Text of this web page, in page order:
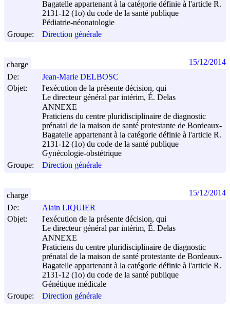
Bagatelle appartenant à la catégorie définie à l'article R.
2131-12 (1o) du code de la santé publique
Pédiatrie-néonatologie
Groupe:
Direction générale
De:
Jean-Marie DELBOSC
Objet:
l'exécution de la présente décision, qui
Le directeur général par intérim, É. Delas
ANNEXE
Praticiens du centre pluridisciplinaire de diagnostic
prénatal de la maison de santé protestante de Bordeaux-
Bagatelle appartenant à la catégorie définie à l'article R.
2131-12 (1o) du code de la santé publique
Gynécologie-obstétrique
Groupe:
Direction générale
charge 15/12/2014
De:
Alain LIQUIER
Objet:
l'exécution de la présente décision, qui
Le directeur général par intérim, É. Delas
ANNEXE
Praticiens du centre pluridisciplinaire de diagnostic
prénatal de la maison de santé protestante de Bordeaux-
Bagatelle appartenant à la catégorie définie à l'article R.
2131-12 (1o) du code de la santé publique
Génétique médicale
Groupe:
Direction générale
charge 15/12/2014